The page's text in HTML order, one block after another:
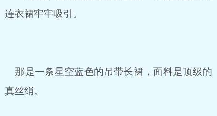
连衣裙牢牢吸引。
那是一条星空蓝色的吊带长裙，面料是顶级的
真丝绡。